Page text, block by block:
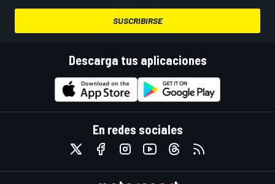
SUSCRIBIRSE
Descarga tus aplicaciones
En redes sociales